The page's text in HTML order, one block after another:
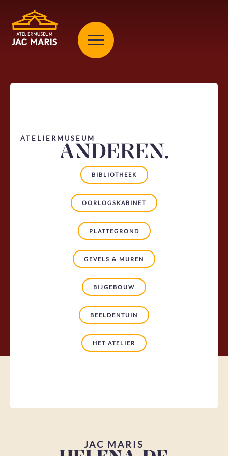
ATELIERMUSEUMANDEREN.
BIBLIOTHEEK
OORLOGSKABINET
PLATTEGROND
GEVELS & MUREN
BIJGEBOUW
BEELDENTUIN
HET ATELIER
JAC MARIS